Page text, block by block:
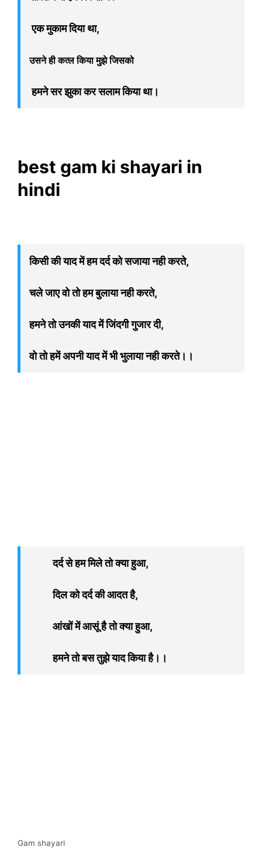
एक मुकाम दिया था,
उसने ही कत्ल किया मुझे जिसको
हमने सर झुका कर सलाम किया था।
best gam ki shayari in
hindi
किसी की याद में हम दर्द को सजाया नही करते,
चले जाए वो तो हम बुलाया नही करते,
हमने तो उनकी याद में जिंदगी गुजार दी,
वो तो हमें अपनी याद में भी भुलाया नही करते।।
दर्द से हम मिले तो क्या हुआ,
दिल को दर्द की आदत है,
आंखों में आसूं है तो क्या हुआ,
हमने तो बस तुझे याद किया है।।
Gam shayari